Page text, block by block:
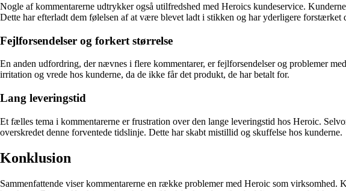
Nogle af kommentarerne udtrykker også utilfredshed med Heroics kundeservice.
Dette har efterladt dem følelsen af at være blevet ladt i stikken og har yderligere forstærket
Fejlforsendelser og forkert størrelse
En anden udfordring, der nævnes i flere kommentarer, er fejlforsendelser og problemer
irritation og vrede hos kunderne, da de ikke får det produkt, de har betalt for.
Lang leveringstid
Et fælles tema i kommentarerne er frustration over den lange leveringstid hos Heroic.
overskredet denne forventede tidslinje. Dette har skabt mistillid og skuffelse hos kunderne.
Konklusion
Sammenfattende viser kommentarerne en række problemer med Heroic som